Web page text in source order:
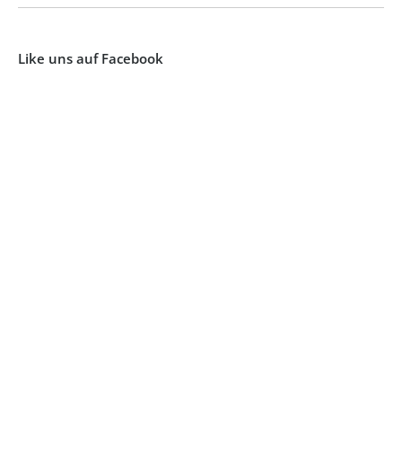
Like uns auf Facebook